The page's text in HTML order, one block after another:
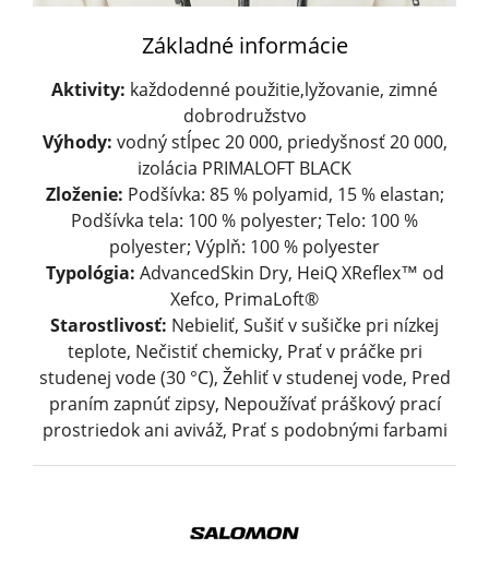
Základné informácie
Aktivity: každodenné použitie,lyžovanie, zimné
dobrodružstvo
Výhody: vodný stĺpec 20 000, priedyšnosť 20 000,
izolácia PRIMALOFT BLACK
Zloženie: Podšívka: 85 % polyamid, 15 % elastan;
Podšívka tela: 100 % polyester; Telo: 100 %
polyester; Výplň: 100 % polyester
Typológia: AdvancedSkin Dry, HeiQ XReflex™ od
Xefco, PrimaLoft®
Starostlivosť: Nebieliť, Sušiť v sušičke pri nízkej
teplote, Nečistiť chemicky, Prať v práčke pri
studenej vode (30 °C), Žehliť v studenej vode, Pred
praním zapnúť zipsy, Nepoužívať práškový prací
prostriedok ani aviváž, Prať s podobnými farbami